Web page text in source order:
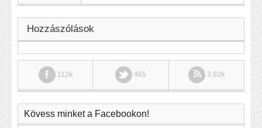
Hozzászólások
112k 465 3.92k
Kövess minket a Facebookon!